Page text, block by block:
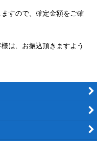
すので、確定金額をご確
は、お振込頂きますよう